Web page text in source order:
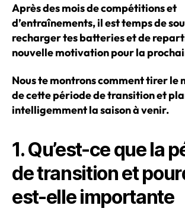
Après des mois de compétitions et
d’entraînements, il est temps de
recharger tes batteries et de
nouvelle motivation pour la
Nous te montrons comment tirer
de cette période de transition et
intelligemment la saison à venir.
1. Qu’est-ce que la
de transition et
est-elle importante